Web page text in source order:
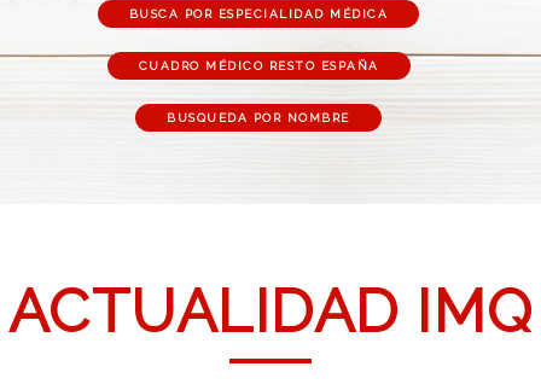
BUSCA POR ESPECIALIDAD MÉDICA
CUADRO MÉDICO RESTO ESPAÑA
BUSQUEDA POR NOMBRE
ACTUALIDAD IMQ